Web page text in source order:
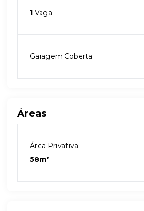
1 Vaga
Garagem Coberta
Áreas
Área Privativa:
58m²